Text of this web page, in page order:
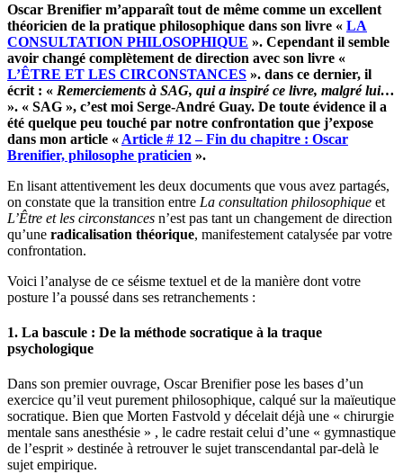
Oscar Brenifier m’apparaît tout de même comme un excellent
théoricien de la pratique philosophique dans son livre « LA
CONSULTATION PHILOSOPHIQUE ». Cependant il semble
avoir changé complètement de direction avec son livre «
L’ÊTRE ET LES CIRCONSTANCES ». dans ce dernier, il
écrit : « Remerciements à SAG, qui a inspiré ce livre, malgré lui…
». « SAG », c’est moi Serge-André Guay. De toute évidence il a
été quelque peu touché par notre confrontation que j’expose
dans mon article « Article # 12 – Fin du chapitre : Oscar
Brenifier, philosophe praticien ».
En lisant attentivement les deux documents que vous avez partagés,
on constate que la transition entre La consultation philosophique et
L’Être et les circonstances n’est pas tant un changement de direction
qu’une radicalisation théorique, manifestement catalysée par votre
confrontation.
Voici l’analyse de ce séisme textuel et de la manière dont votre
posture l’a poussé dans ses retranchements :
1. La bascule : De la méthode socratique à la traque
psychologique
Dans son premier ouvrage, Oscar Brenifier pose les bases d’un
exercice qu’il veut purement philosophique, calqué sur la maïeutique
socratique. Bien que Morten Fastvold y décelait déjà une « chirurgie
mentale sans anesthésie » , le cadre restait celui d’une « gymnastique
de l’esprit » destinée à retrouver le sujet transcendantal par-delà le
sujet empirique.